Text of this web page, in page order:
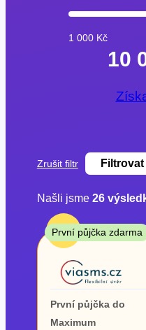
1 000 Kč
10
Zrušit filtr Filtrovat
Cena
Od
První půjčka zdarma
–
Našli jsme 26
TOP
První půjčka zdarma
První půjčka do
Maximum